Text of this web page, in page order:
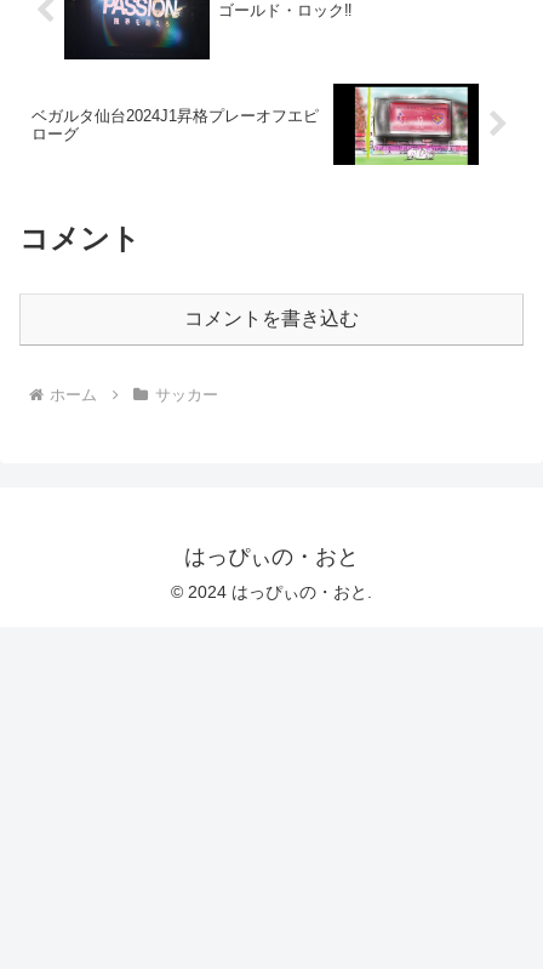
ゴールド・ロック‼
ベガルタ仙台2024J1昇格プレーオフエピ
ローグ
コメント
コメントを書き込む
ホーム サッカー
はっぴぃの・おと
© 2024 はっぴぃの・おと.